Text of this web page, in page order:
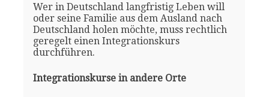
Wer in Deutschland langfristig Leben will
oder seine Familie aus dem Ausland nach
Deutschland holen möchte, muss rechtlich
geregelt einen Integrationskurs
durchführen.
Integrationskurse in andere Orte